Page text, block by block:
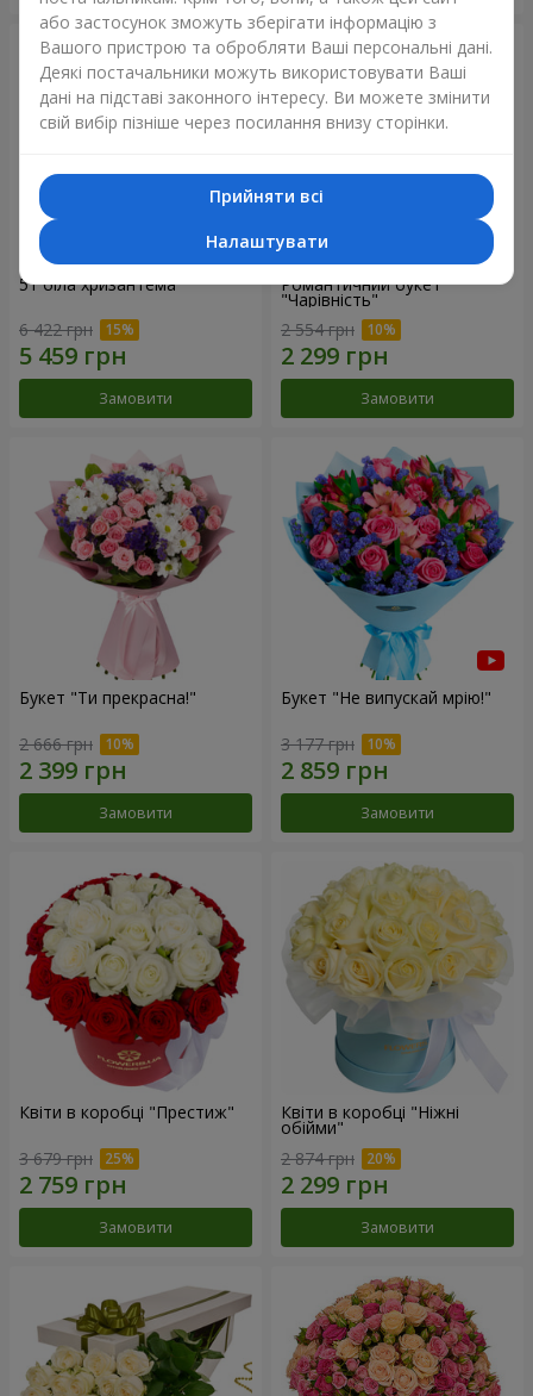
51 біла хризантема
6 422 грн
Замовити
Романтичний букет
"Чарівність"
2 554 грн
Замовити
Букет "Ти прекрасна!"
2 666 грн
Замовити
Букет "Не випускай мрію!"
3 177 грн
Замовити
Квіти в коробці "Престиж"
3 679 грн
Замовити
Квіти в коробці "Ніжні
обійми"
2 874 грн
Замовити
або застосунок зможуть зберігати інформацію з
Вашого пристрою та обробляти Ваші персональні дані.
Деякі постачальники можуть використовувати Ваші
дані на підставі законного інтересу. Ви можете змінити
свій вибір пізніше через посилання внизу сторінки.
Прийняти всі
Налаштувати